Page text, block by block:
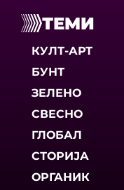
ТЕМИ
КУЛТ-АРТ
БУНТ
ЗЕЛЕНО
СВЕСНО
ГЛОБАЛ
СТОРИЈА
ОРГАНИК